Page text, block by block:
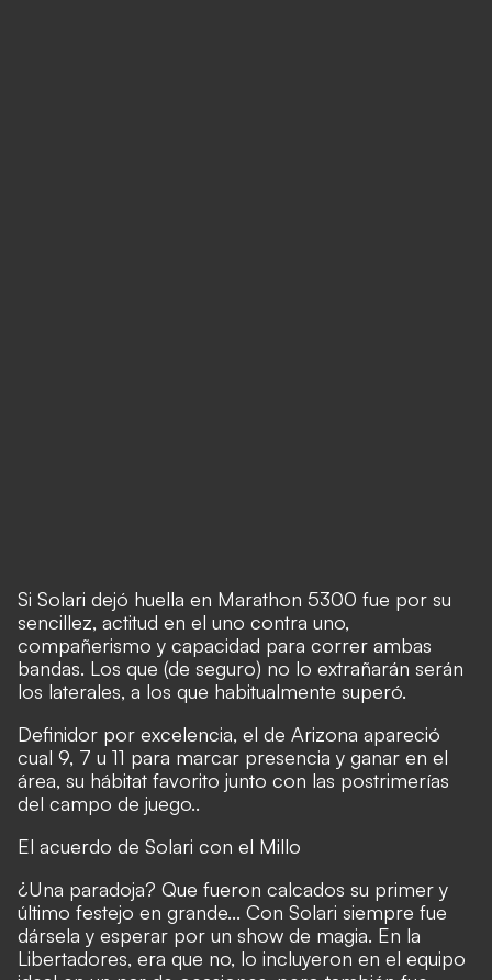
Si Solari dejó huella en Marathon 5300 fue por su
sencillez, actitud en el uno contra uno,
compañerismo y capacidad para correr ambas
bandas. Los que (de seguro) no lo extrañarán serán
los laterales, a los que habitualmente superó.
Definidor por excelencia, el de Arizona apareció
cual 9, 7 u 11 para marcar presencia y ganar en el
área, su hábitat favorito junto con las postrimerías
del campo de juego..
El acuerdo de Solari con el Millo
¿Una paradoja? Que fueron calcados su primer y
último festejo en grande... Con Solari siempre fue
dársela y esperar por un show de magia. En la
Libertadores, era que no, lo incluyeron en el equipo